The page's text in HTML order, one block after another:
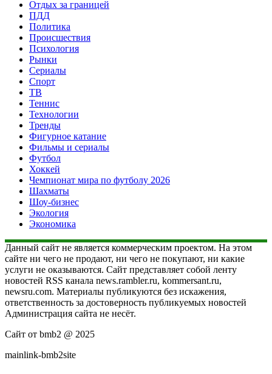
Отдых за границей
ПДД
Политика
Происшествия
Психология
Рынки
Сериалы
Спорт
ТВ
Теннис
Технологии
Тренды
Фигурное катание
Фильмы и сериалы
Футбол
Хоккей
Чемпионат мира по футболу 2026
Шахматы
Шоу-бизнес
Экология
Экономика
Данный сайт не является коммерческим проектом. На этом
сайте ни чего не продают, ни чего не покупают, ни какие
услуги не оказываются. Сайт представляет собой ленту
новостей RSS канала news.rambler.ru, kommersant.ru,
newsru.com. Материалы публикуются без искажения,
ответственность за достоверность публикуемых новостей
Администрация сайта не несёт.
Сайт от bmb2 @ 2025
mainlink-bmb2site